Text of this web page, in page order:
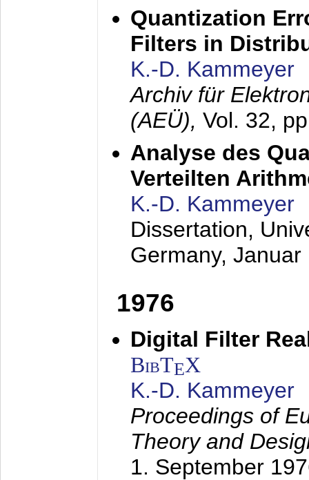
Quantization
Filters in
K.-D. Kammeyer
Archiv für
(AEÜ), Vol. 32,
Analyse des
Verteilten
K.-D. Kammeyer
Dissertation,
Germany, Januar
1976
Digital Filter
BibTEX
K.-D. Kammeyer
Proceedings of
Theory and
1. September